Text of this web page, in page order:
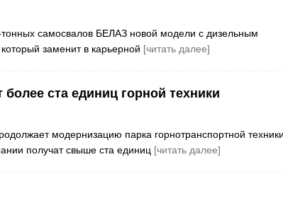
тонных самосвалов БЕЛАЗ новой модели с дизельным
заменит в карьерной [читать далее]
ста единиц горной техники
модернизацию парка горнотранспортной
получат свыше ста единиц [читать далее]